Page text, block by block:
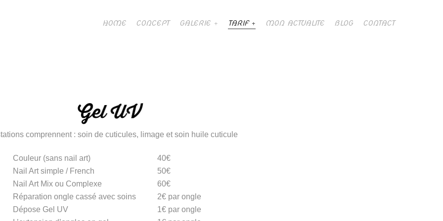
HOME CONCEPT GALERIE TARIF MON ACTUALITE BLOG CONTACT
comprennent : soin de cuticules, limage et soin huile cuticule
Couleur (sans nail art)
40€
Nail Art simple / French
50€
Nail Art Mix ou Complexe
60€
Réparation ongle cassé avec soins
2€ par ongle
Dépose Gel UV
1€ par ongle